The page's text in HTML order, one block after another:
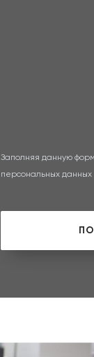
Заполняя данную
персональных данных